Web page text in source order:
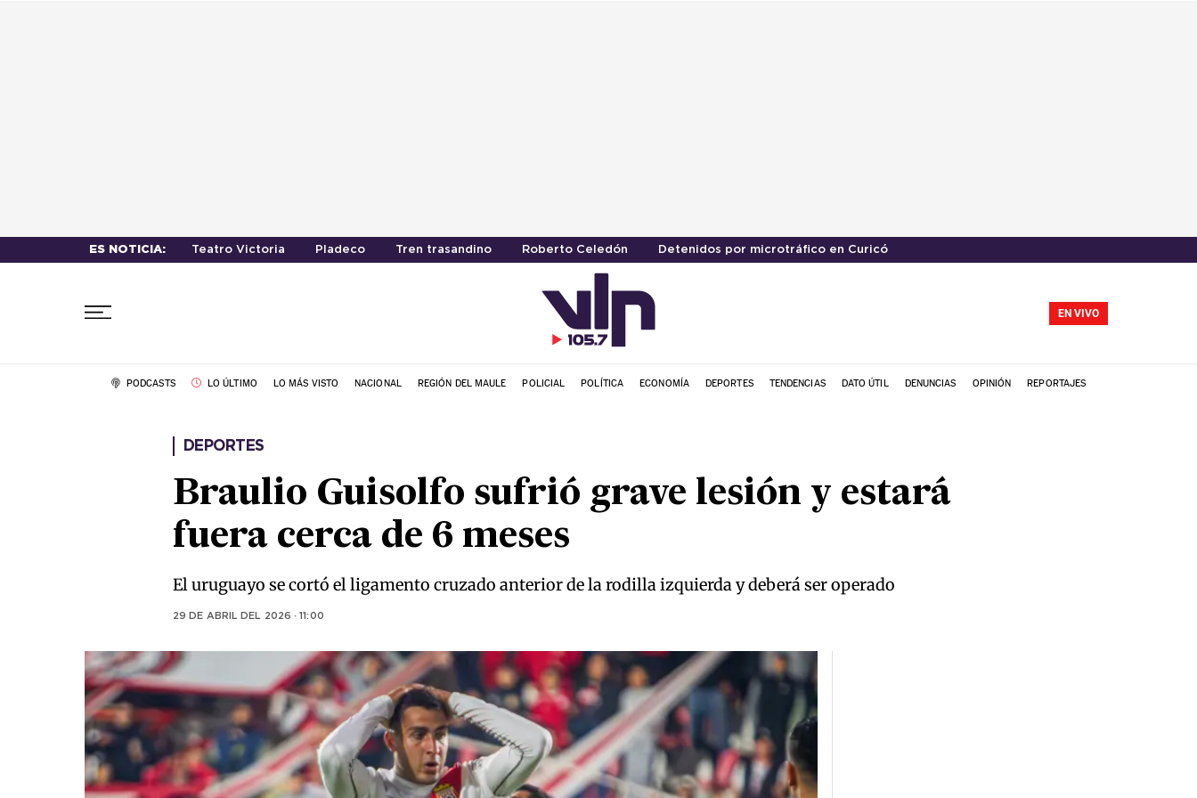
ES NOTICIA: Teatro Victoria Pladeco Tren trasandino Roberto Celedón Detenidos por microtráfico en Curicó
EN VIVO
PODCASTS LO ÚLTIMO LO MÁS VISTO NACIONAL REGIÓN DEL MAULE POLICIAL POLÍTICA ECONOMÍA DEPORTES TENDENCIAS DATO ÚTIL DENUNCIAS OPINIÓN REPORTAJES
DEPORTES
Braulio Guisolfo sufrió grave lesión y estará
fuera cerca de 6 meses
El uruguayo se cortó el ligamento cruzado anterior de la rodilla izquierda y deberá ser operado
29 DE ABRIL DEL 2026 · 11:00